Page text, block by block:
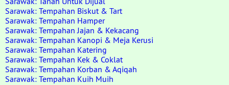
Sarawak: Tempahan Biskut & Tart
Sarawak: Tempahan Hamper
Sarawak: Tempahan Jajan & Kekacang
Sarawak: Tempahan Kanopi & Meja Kerusi
Sarawak: Tempahan Katering
Sarawak: Tempahan Kek & Coklat
Sarawak: Tempahan Korban & Aqiqah
Sarawak: Tempahan Kuih Muih